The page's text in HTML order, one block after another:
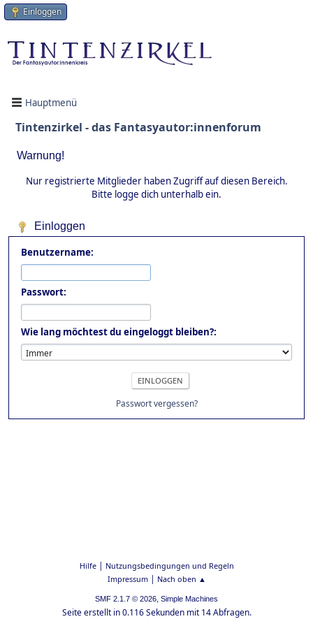
Einloggen
Hauptmenü
Tintenzirkel - das Fantasyautor:innenforum
Warnung!
Nur registrierte Mitglieder haben Zugriff auf diesen Bereich.
Bitte logge dich unterhalb ein.
Einloggen
Benutzername:
Passwort:
Wie lang möchtest du eingeloggt bleiben?:
Passwort vergessen?
Hilfe| Nutzungsbedingungen und Regeln
Impressum| Nach oben ▲
SMF 2.1.7 © 2026, Simple Machines
Seite erstellt in 0.116 Sekunden mit 14 Abfragen.